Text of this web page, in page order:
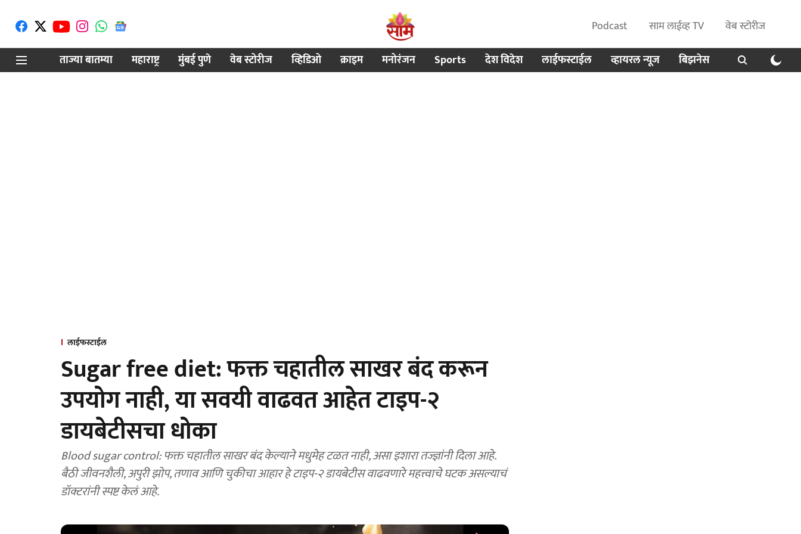
Podcast साम लाईव्ह TV
वेब स्टोरीज
ताज्या बातम्या
महाराष्ट्र मुंबई पुणे वेब स्टोरीज व्हिडिओ क्राइम मनोरंजन Sports देश विदेश लाईफस्टाईल व्हायरल न्यूज बिझनेस
लाईफस्टाईल
Sugar free diet: फक्त चहातील साखर बंद करून
उपयोग नाही, या सवयी वाढवत आहेत टाइप-२
डायबेटीसचा धोका
Blood sugar control: फक्त चहातील साखर बंद केल्याने मधुमेह टळत नाही, असा इशारा तज्ज्ञांनी दिला आहे.
बैठी जीवनशैली, अपुरी झोप, तणाव आणि चुकीचा आहार हे टाइप-२ डायबेटीस वाढवणारे महत्त्वाचे घटक असल्याचं
डॉक्टरांनी स्पष्ट केलं आहे.